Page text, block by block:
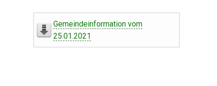
Gemeindeinformation vom
25.01.2021